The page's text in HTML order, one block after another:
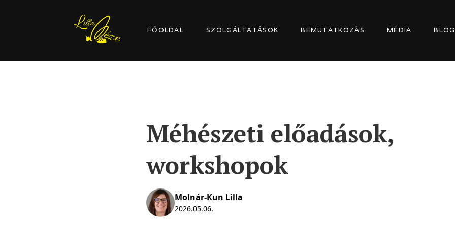
FŐOLDAL SZOLGÁLTATÁSOK BEMUTATKOZÁS MÉDIA BLOG
Méhészeti előadások,
workshopok
Molnár-Kun Lilla
2026.05.06.